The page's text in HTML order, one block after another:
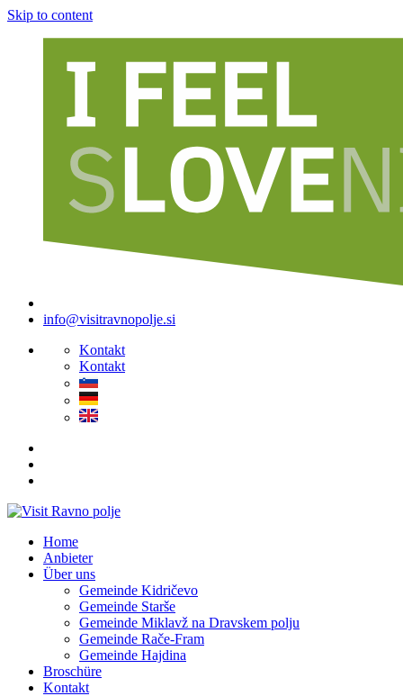
Skip to content
info@visitravnopolje.si
Kontakt
Kontakt
Home
Anbieter
Über uns
Gemeinde Kidričevo
Gemeinde Starše
Gemeinde Miklavž na Dravskem polju
Gemeinde Rače-Fram
Gemeinde Hajdina
Broschüre
Kontakt